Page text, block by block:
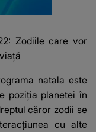
Zodiile care vor
natala este
poziția planetei în
căror zodii se
cu alte